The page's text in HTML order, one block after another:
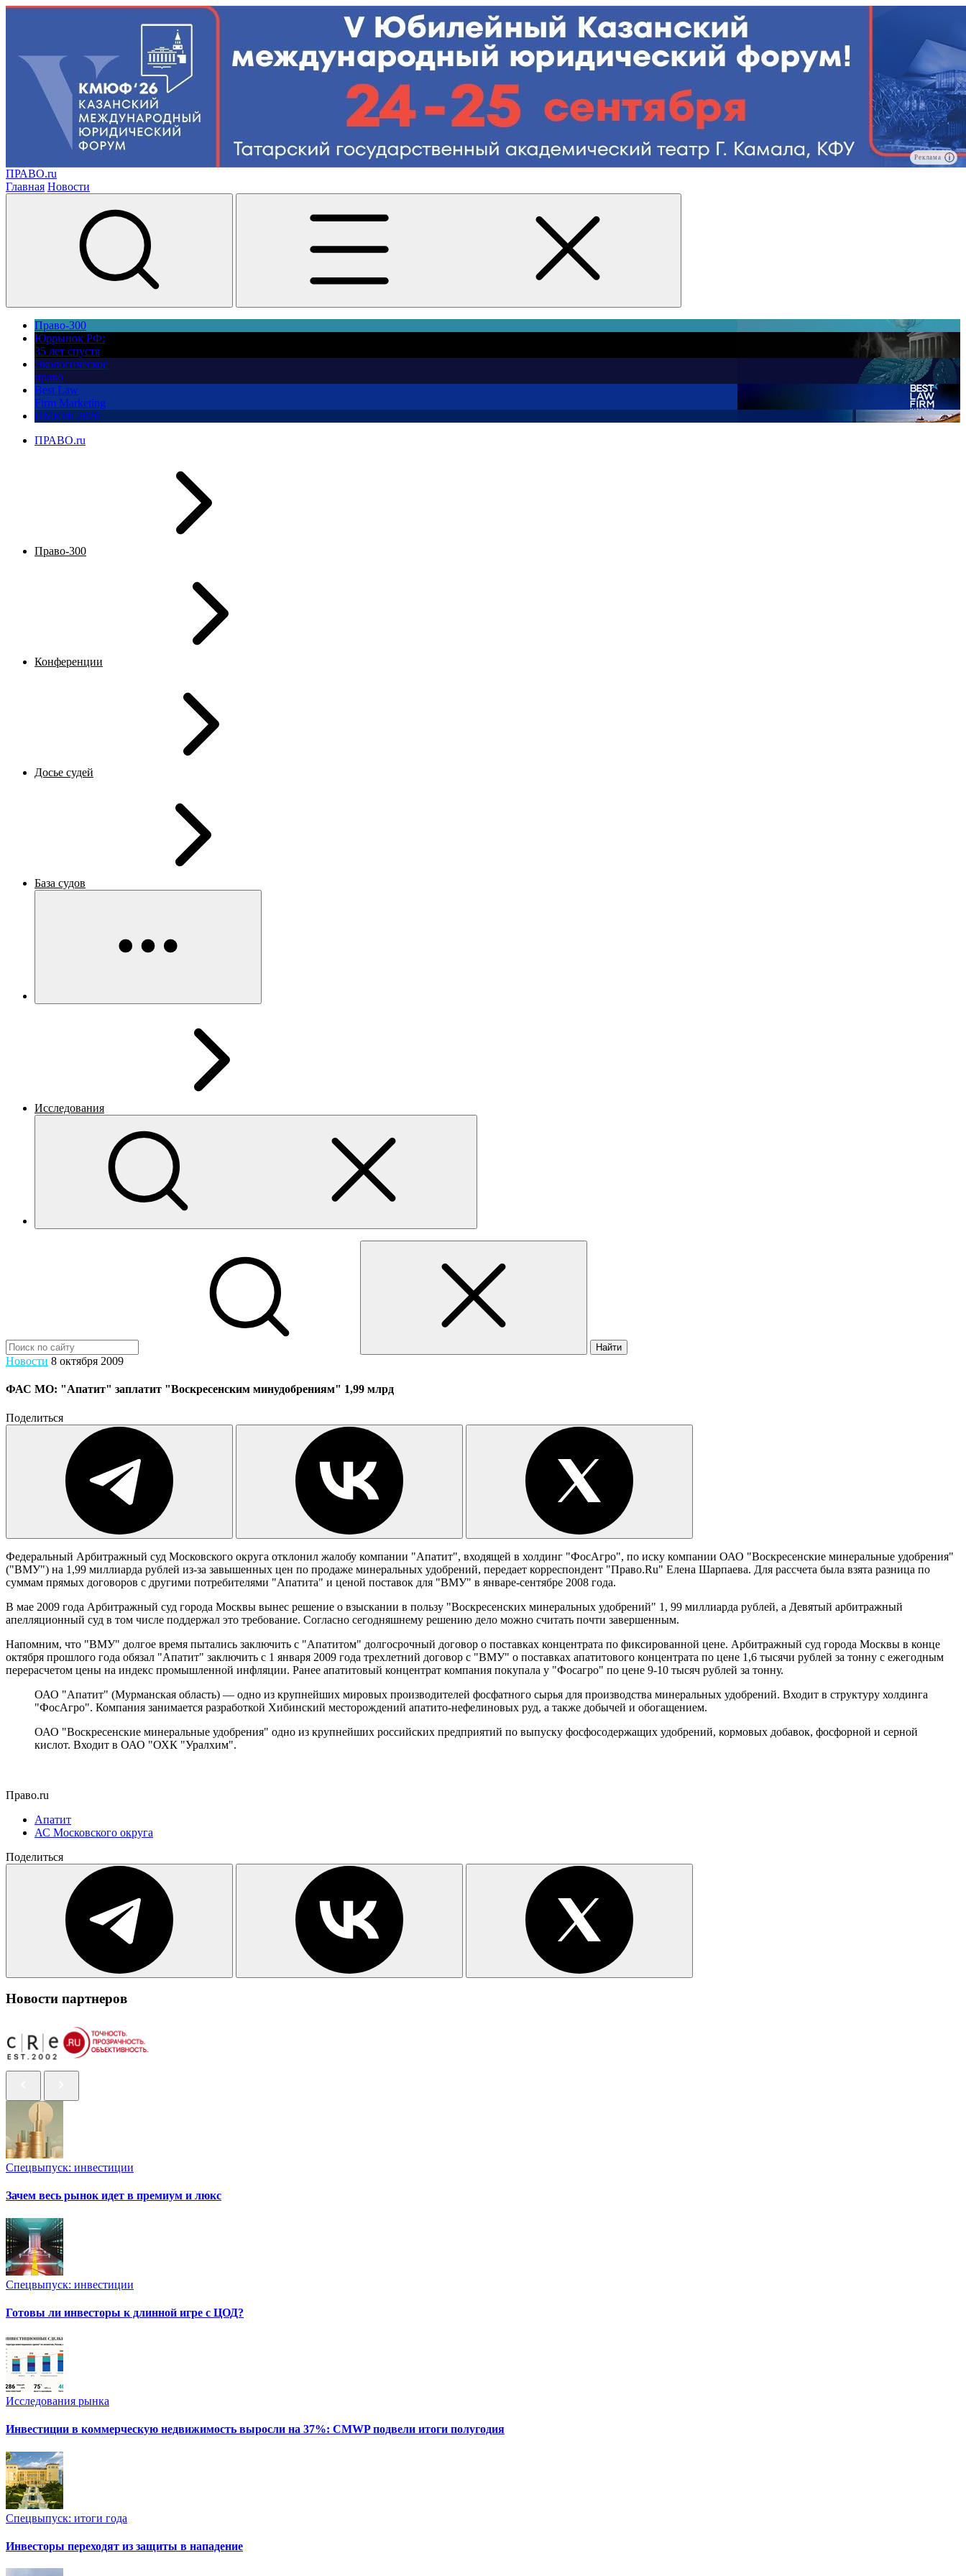
Реклама
ПРАВО.ru
Главная Новости
Право-300
Юррынок РФ:
35 лет спустя
Экологическое
право
Best Law
Firm Marketing
ПМЮФ 2026
ПРАВО.ru
Право-300
Конференции
Досье судей
База судов
Исследования
Найти
Новости 8 октября 2009
ФАС МО: "Апатит" заплатит "Воскресенским минудобрениям" 1,99 млрд
Поделиться
Федеральный Арбитражный суд Московского округа отклонил жалобу компании "Апатит", входящей в холдинг "ФосАгро", по иску компании ОАО "Воскресенские минеральные удобрения"
("ВМУ") на 1,99 миллиарда рублей из-за завышенных цен по продаже минеральных удобрений, передает корреспондент "Право.Ru" Елена Шарпаева. Для рассчета была взята разница по
суммам прямых договоров с другими потребителями "Апатита" и ценой поставок для "ВМУ" в январе-сентябре 2008 года.
В мае 2009 года Арбитражный суд города Москвы вынес решение о взыскании в пользу "Воскресенских минеральных удобрений" 1, 99 миллиарда рублей, а Девятый арбитражный
апелляционный суд в том числе поддержал это требование. Согласно сегодняшнему решению дело можно считать почти завершенным.
Напомним, что "ВМУ" долгое время пытались заключить с "Апатитом" долгосрочный договор о поставках концентрата по фиксированной цене. Арбитражный суд города Москвы в конце
октября прошлого года обязал "Апатит" заключить с 1 января 2009 года трехлетний договор с "ВМУ" о поставках апатитового концентрата по цене 1,6 тысячи рублей за тонну с ежегодным
перерасчетом цены на индекс промышленной инфляции. Ранее апатитовый концентрат компания покупала у "Фосагро" по цене 9-10 тысяч рублей за тонну.
ОАО "Апатит" (Мурманская область) — одно из крупнейших мировых производителей фосфатного сырья для производства минеральных удобрений. Входит в структуру холдинга
"ФосАгро". Компания занимается разработкой Хибинский месторождений апатито-нефелиновых руд, а также добычей и обогащением.
ОАО "Воскресенские минеральные удобрения" одно из крупнейших российских предприятий по выпуску фосфосодержащих удобрений, кормовых добавок, фосфорной и серной
кислот. Входит в ОАО "ОХК "Уралхим".
Право.ru
Апатит
АС Московского округа
Поделиться
Новости партнеров
Спецвыпуск: инвестиции
Зачем весь рынок идет в премиум и люкс
Спецвыпуск: инвестиции
Готовы ли инвесторы к длинной игре с ЦОД?
Исследования рынка
Инвестиции в коммерческую недвижимость выросли на 37%: CMWP подвели итоги полугодия
Спецвыпуск: итоги года
Инвесторы переходят из защиты в нападение